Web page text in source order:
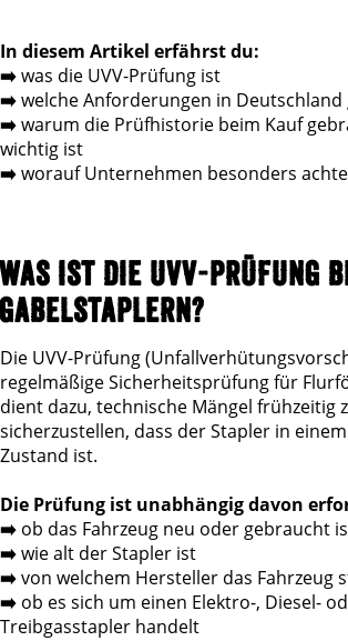
In diesem Artikel erfährst du:
➡️was die UVV-Prüfung ist
➡️welche Anforderungen in Deutschland
➡️warum die Prüfhistorie beim Kauf
wichtig ist
➡️worauf Unternehmen besonders
IST DIE UVV-PRÜFUNG
Die UVV-Prüfung
regelmäßige Sicherheitsprüfung für
dient dazu, technische Mängel frühzeitig
sicherzustellen, dass der Stapler in
Zustand ist.
Die Prüfung ist unabhängig davon
➡️ ob das Fahrzeug neu oder gebraucht
➡️wie alt der Stapler ist
➡️von welchem Hersteller das Fahrzeug
➡️ ob es sich um einen Elektro-, Diesel-
Treibgasstapler handelt